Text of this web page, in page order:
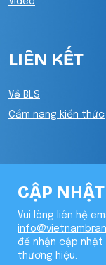
LIÊN KẾT
Về BLS
Cẩm nang kiến thức
CẬP
Vui lòng liên hệ
để nhận cập
thương hiệu.